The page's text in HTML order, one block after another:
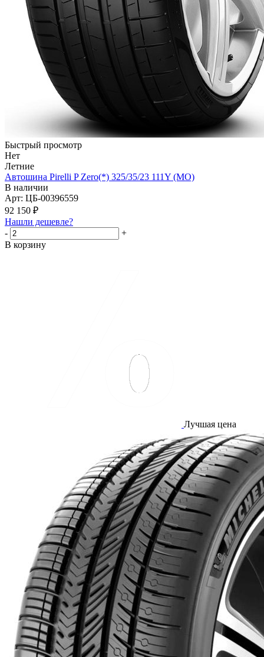
Быстрый просмотр
Нет
Летние
Автошина Pirelli P Zero(*) 325/35/23 111Y (MO)
В наличии
Арт: ЦБ-00396559
92 150 ₽
Нашли дешевле?
-
+
В корзину
Лучшая цена